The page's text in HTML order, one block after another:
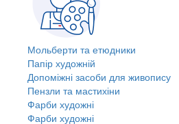
Мольберти та етюдники
Папір художній
Допоміжні засоби для живопису
Пензли та мастихіни
Фарби художні
Фарби художні